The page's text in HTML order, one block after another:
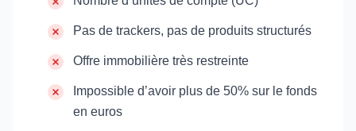
Pas de trackers, pas de produits structurés
Offre immobilière très restreinte
Impossible d’avoir plus de 50% sur le fonds
en euros